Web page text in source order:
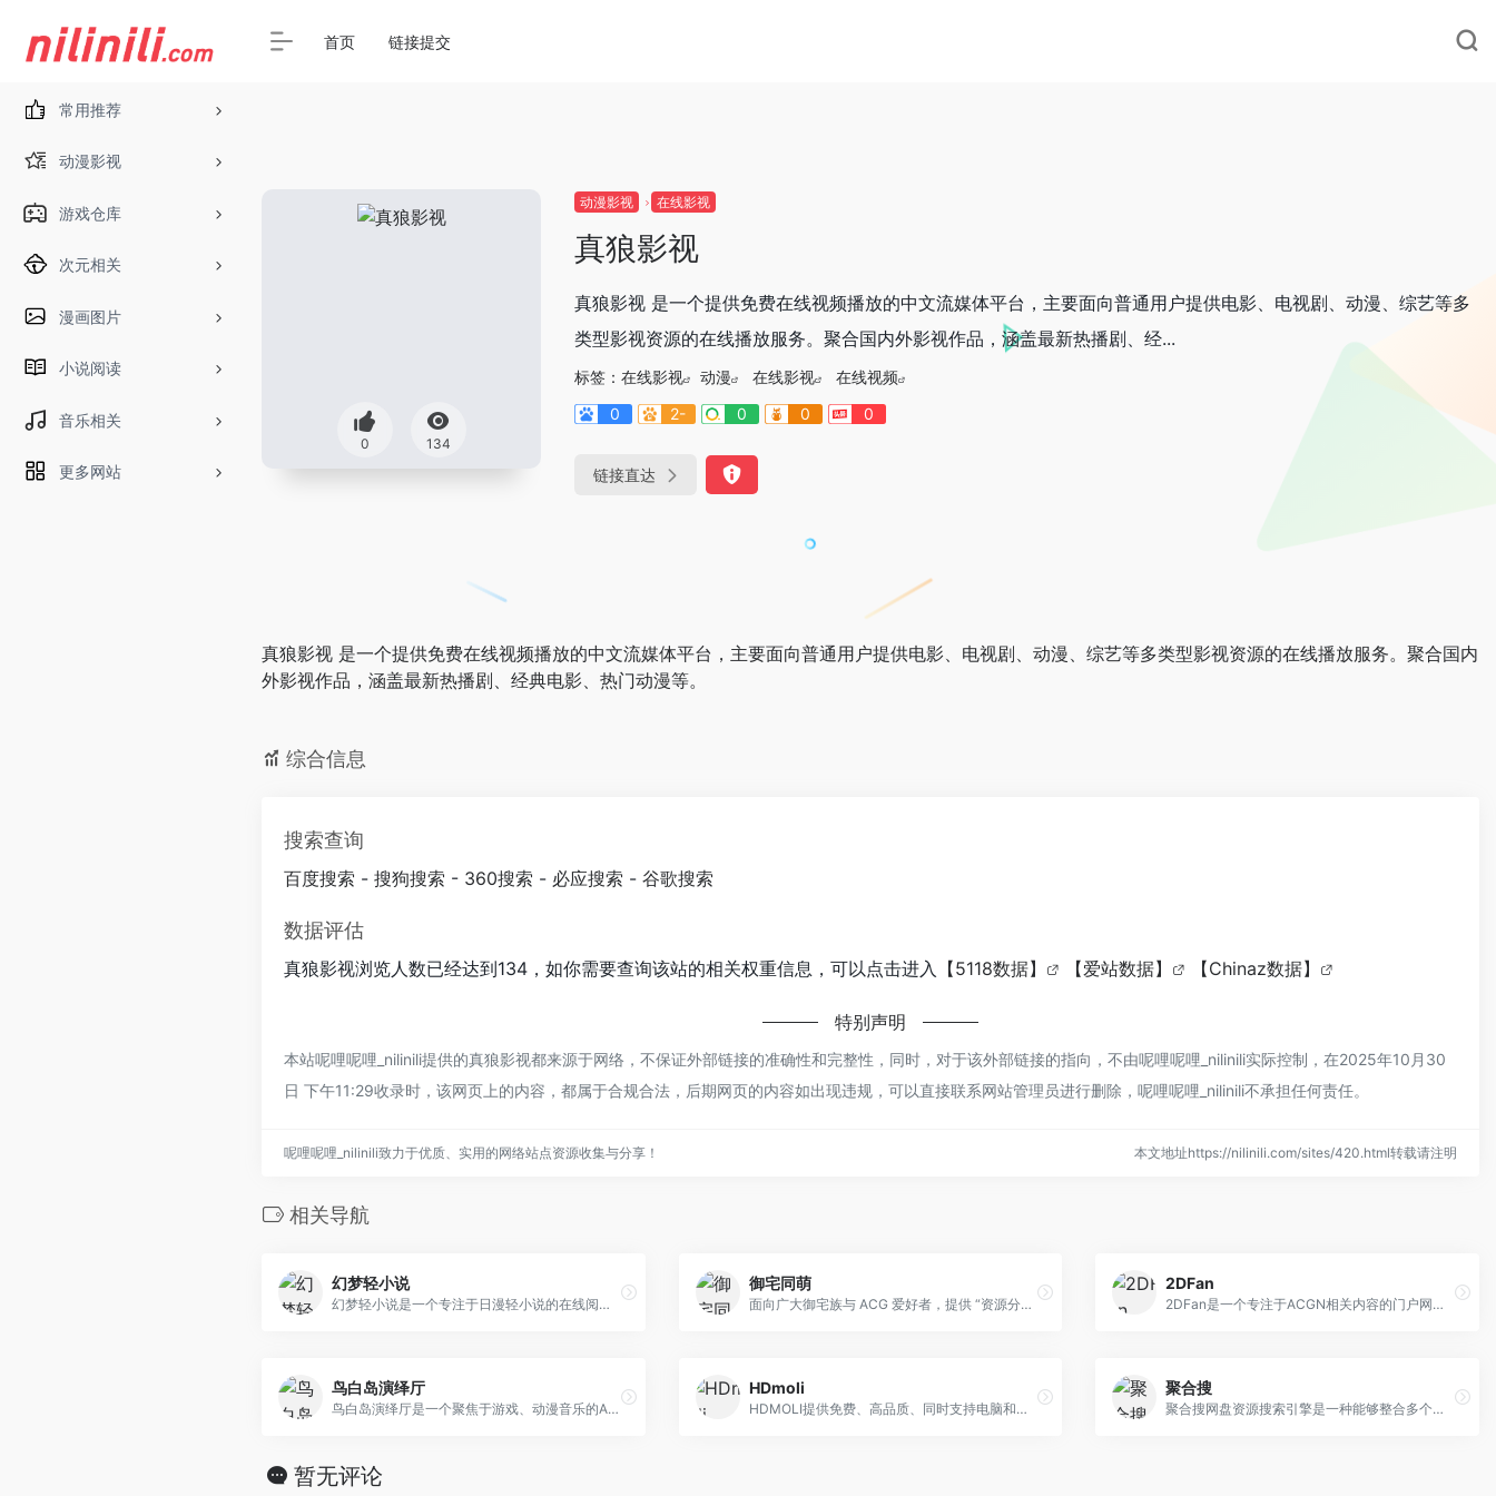
常用推荐
动漫影视
游戏仓库
次元相关
漫画图片
小说阅读
音乐相关
更多网站
首页 链接提交
0 134
动漫影视 在线影视
真狼影视
真狼影视 是一个提供免费在线视频播放的中文流媒体平台，主要面向普通用户提供电影、电视剧、动漫、综艺等多
类型影视资源的在线播放服务。聚合国内外影视作品，涵盖最新热播剧、经...
标签： 在线影视 动漫 在线影视
在线视频
0
2- 0 0 0
链接直达
真狼影视 是一个提供免费在线视频播放的中文流媒体平台，主要面向普通用户提供电影、电视剧、动漫、综艺等多类型影视资源的在线播放服务。聚合国内
外影视作品，涵盖最新热播剧、经典电影、热门动漫等。
综合信息
搜索查询
百度搜索 - 搜狗搜索 - 360搜索 - 必应搜索 - 谷歌搜索
数据评估
真狼影视浏览人数已经达到134，如你需要查询该站的相关权重信息，可以点击进入 【5118数据】 【爱站数据】 【Chinaz数据】
特别声明
本站呢哩呢哩_nilinili提供的真狼影视都来源于网络，不保证外部链接的准确性和完整性，同时，对于该外部链接的指向，不由呢哩呢哩_nilinili实际控制，在2025年10月30
日 下午11:29收录时，该网页上的内容，都属于合规合法，后期网页的内容如出现违规，可以直接联系网站管理员进行删除，呢哩呢哩_nilinili不承担任何责任。
呢哩呢哩_nilinili致力于优质、实用的网络站点资源收集与分享！ 本文地址https://nilinili.com/sites/420.html转载请注明
相关导航
幻梦轻小说
幻梦轻小说是一个专注于日漫轻小说的在线阅读、支持电子书下载的网站。站点提供校园、青春、恋爱、治愈、群像、竞技、音乐、美食、旅行、欢乐向、经营、职场等多种题材的轻小说资源，满足不同读者的兴趣需求。
御宅同萌
面向广大御宅族与 ACG 爱好者，提供 “资源分享 + 话题交流 + 资讯获取 + 工具支持” 的一站式服务，旨在打造纯粹的二次元兴趣社区，无过多商业广告，侧重用户自发的内容创作与互助。资源覆盖 “看（动漫 / 画集）、听（萌音）、玩（GAL / 模拟器）、用（工具 / 主题）”，且多为高清、无广告版本，附度盘 / 阿里等便捷下载链接，满足用户实际需求。
2DFan
2DFan是一个专注于ACGN相关内容的门户网站，为广大二次元爱好者提供最新的游戏、动漫资讯、评测、攻略等内容。它拥有丰富的游戏和动漫资源库，涵盖各种类型和风格，可以满足不同用户的需求。此外，2DFan还为用户提供了一个交流、分享与沉浸的平台，是探索二次元世界的最佳伙伴哦！
鸟白岛演绎厅
鸟白岛演绎厅是一个聚焦于游戏、动漫音乐的ACG资源分享网站，主要提供游戏、动漫、轻小说等作品的原声、插曲、无损/有损音频下载与在线收听。站内收录的音乐多来自日本游戏、动漫作品（如 Summer Pockets、CLANNAD、RIDDLE JOKER 等），并提供对应的 WAV/FLAC 下载链接，支持无损、FLAC、Hi‑Res、母带、黑胶等多种音质下载
HDmoli
HDMOLI提供免费、高品质、同时支持电脑和移动设备的影视剧在线观看网站
聚合搜
聚合搜网盘资源搜索引擎是一种能够整合多个网盘平台资源的搜索工具，旨在为用户提供便捷的资源搜索服务。这类搜索引擎通常支持多种主流网盘平台，如百度网盘、阿里云盘、夸克网盘、蓝奏云盘和天翼云盘等，用户只需输入关键词即可快速找到所需的资源。聚合搜的优势在于其能够聚合多个网盘的资源，提供一站式的搜索体验。这意味着用户无需在不同的网盘平台之间切换，只需在一个平台上即可搜索到全网的资源。此外，这些搜索引擎通常会提供资源的有效性检测功能，帮助用户识别无效链接，提高搜索结果的准确性。然而，需要注意的是，用户在使用时应确保遵守相关法律法规，合法合规地获取和使用资源。此外，由于网盘资源的共享性质，有些资源可能会随时失效，这也是使用聚合搜时需要考虑的一个问题。聚合搜网盘资源搜索引擎为用户提供了一个高效、便捷的资源搜索平台，尤其适合需要查找多种类型资源的用户。然而，在使用这些工具时，用户仍需注意版权和法律风险，并保持对资源有效性的持续关注。
暂无评论